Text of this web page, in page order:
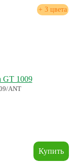
+ 3 цвета
GT 1009
ANT